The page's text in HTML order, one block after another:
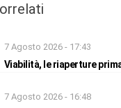
7 Agosto 2026 - 17:43
Viabilità, le riaperture
7 Agosto 2026 - 16:48